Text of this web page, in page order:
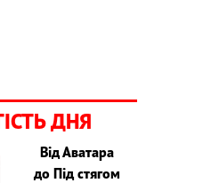
ДНЯ
Від Аватара
до Під стягом